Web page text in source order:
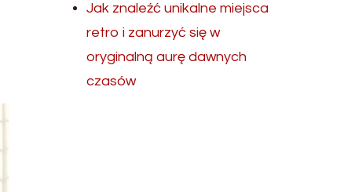
Jak znaleźć unikalne miejsca
retro i zanurzyć się w
oryginalną aurę dawnych
czasów